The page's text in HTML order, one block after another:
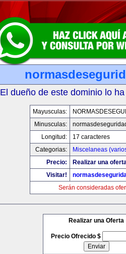
El dueño de este dominio lo
Mayusculas:
Minusculas:
Longitud:
17 caracteres
Categorias:
Miscelaneas
Precio:
Realizar una
Visitar!
Serán consideradas
Realizar una Oferta
Precio Ofrecido $